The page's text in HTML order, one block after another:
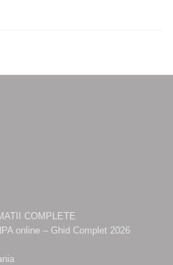
COMPLETE
online – Ghid Complet 2026